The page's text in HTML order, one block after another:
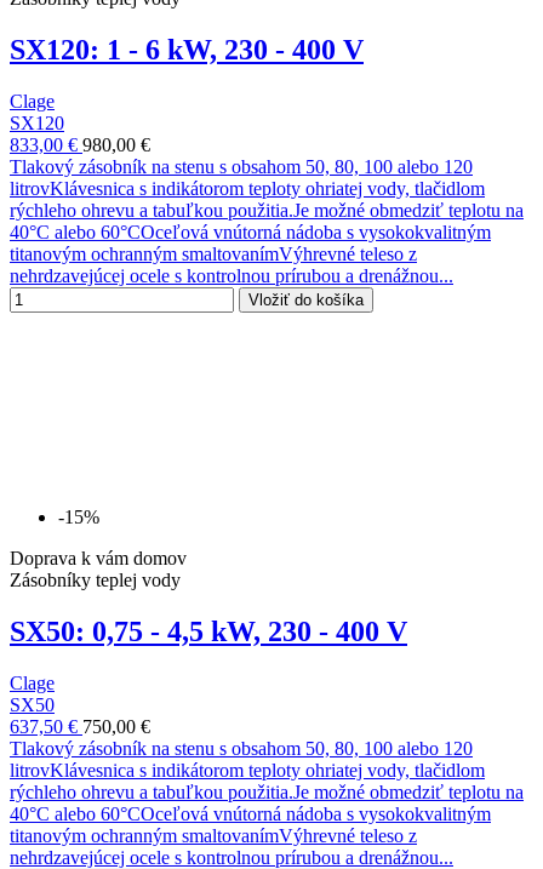
SX120: 1 - 6 kW, 230 - 400 V
Clage
SX120
833,00 € 980,00 €
Tlakový zásobník na stenu s obsahom 50, 80, 100 alebo 120
litrovKlávesnica s indikátorom teploty ohriatej vody, tlačidlom
rýchleho ohrevu a tabuľkou použitia.Je možné obmedziť teplotu na
40°C alebo 60°COceľová vnútorná nádoba s vysokokvalitným
titanovým ochranným smaltovanímVýhrevné teleso z
nehrdzavejúcej ocele s kontrolnou prírubou a drenážnou...
Vložiť do košíka
-15%
Doprava k vám domov
Zásobníky teplej vody
SX50: 0,75 - 4,5 kW, 230 - 400 V
Clage
SX50
637,50 € 750,00 €
Tlakový zásobník na stenu s obsahom 50, 80, 100 alebo 120
litrovKlávesnica s indikátorom teploty ohriatej vody, tlačidlom
rýchleho ohrevu a tabuľkou použitia.Je možné obmedziť teplotu na
40°C alebo 60°COceľová vnútorná nádoba s vysokokvalitným
titanovým ochranným smaltovanímVýhrevné teleso z
nehrdzavejúcej ocele s kontrolnou prírubou a drenážnou...